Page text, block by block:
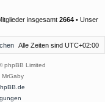
insgesamt 2664 • Unser
Alle Zeiten sind UTC+02:00
phpBB Limited